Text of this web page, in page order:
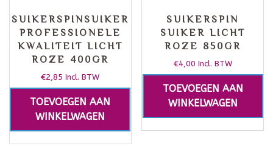
SUIKERSPINSUIKER
PROFESSIONELE
KWALITEIT LICHT
ROZE 400GR
€2,85 Incl. BTW
TOEVOEGEN AAN
WINKELWAGEN
SUIKERSPIN
SUIKER LICHT
ROZE 850GR
€4,00 Incl. BTW
TOEVOEGEN AAN
WINKELWAGEN